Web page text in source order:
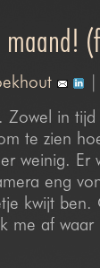
maand!
Zowel in
te zien
weinig. Er
eng
kwijt
me af